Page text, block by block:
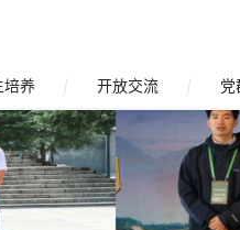
培养 开放交流 党